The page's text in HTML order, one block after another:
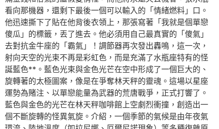
看向那機器，還剩下最後一個可以輸入的「情緒燃料」口。
他迅速撕下了貼在他背後衣領上，那張寫著「我就是個單戀
傻瓜」的標籤，丟了進去。他必須用自己最真實的「傻氣」
去對抗金牛座的「霸氣」！調節器再次發出轟鳴，這一次，
射向天空的光束不再是彩虹色，而是充滿了水瓶座特有的怪
誕藍色**。藍色光束與金色光芒在空中形成了一個巨大的、
旋轉著的太極圖案，像是在爭奪林天秤的靈魂。這場以星座
運勢為賭注、以單戀能量為武器的荒唐戰爭，正式打響了。
藍色與金色的光芒在林天秤咖啡館上空劇烈衝撞，創造出一
個不斷旋轉的怪異氣旋。介紹，一個季節的氣候是由年夜氣